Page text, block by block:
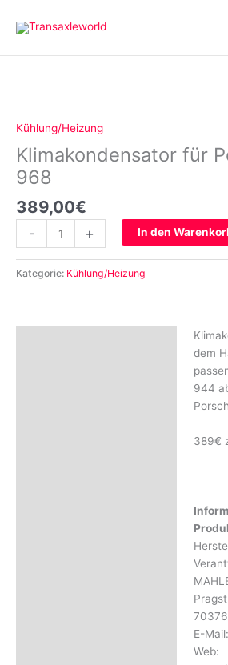
Inhalt
Kühlung/Heizung
Klimakondensator für
968
389,00€
-
944
968
Menge
+ In den
Kategorie: Kühlung/Heizung
dem
944
389€
E-
Web: